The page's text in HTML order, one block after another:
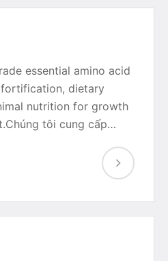
essential amino acid
dietary
nutrition for growth
tôi cung cấp…